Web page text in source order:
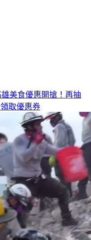
雄美食優惠開搶！再抽
取優惠券